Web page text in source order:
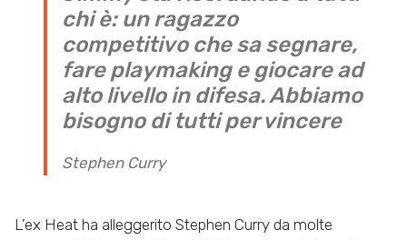
chi è: un ragazzo
competitivo che sa segnare,
fare playmaking e giocare ad
alto livello in difesa. Abbiamo
bisogno di tutti per vincere
Stephen Curry
L’ex Heat ha alleggerito Stephen Curry da molte